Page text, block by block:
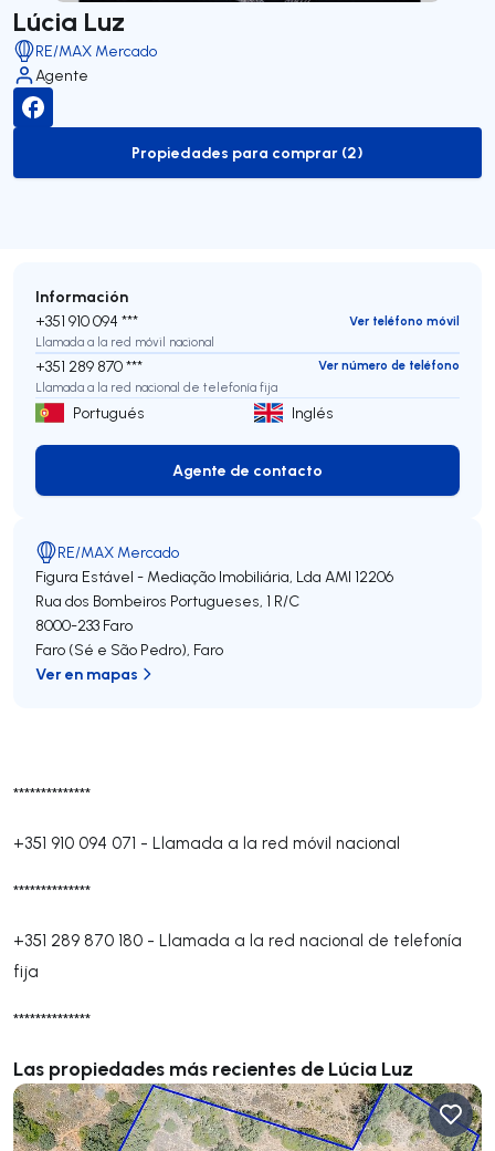
Lúcia Luz
RE/MAX Mercado
Agente
to-buy-listing
Propiedades para comprar (2)
**************
+351 910 094 071 - Llamada a la red móvil nacional
**************
+351 289 870 180 - Llamada a la red nacional de telefonía
fija
**************
Las propiedades más recientes de Lúcia Luz
Información
+351 910 094 ***
Ver teléfono móvil
Llamada a la red móvil nacional
+351 289 870 ***
Ver número de teléfono
Llamada a la red nacional de telefonía fija
Portugués Inglés
Agente de contacto
Agente de contacto
RE/MAX Mercado
Figura Estável - Mediação Imobiliária, Lda AMI 12206
Rua dos Bombeiros Portugueses, 1 R/C
8000-233 Faro
Faro (Sé e São Pedro), Faro
Ver en mapas